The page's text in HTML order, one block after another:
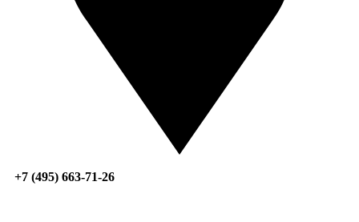
+7 (495) 663-71-26